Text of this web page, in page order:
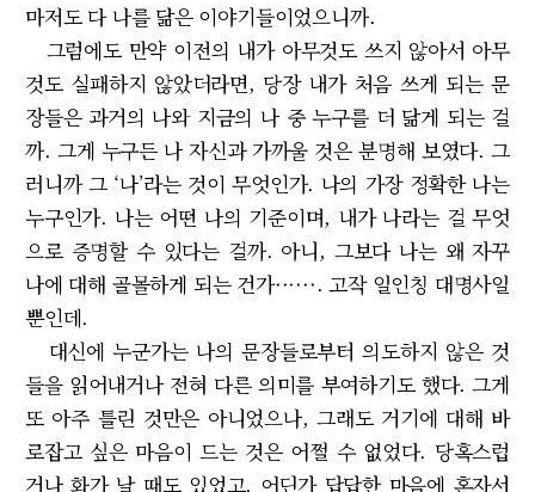
마저도 다 나를 닮은 이야기들이었으니까.
그럼에도 만약 이전의 내가 아무것도 쓰지 않아서 아무
것도 실패하지 않았더라면, 당장 내가 처음 쓰게 되는 문
장들은 과거의 나와 지금의 나 중 누구를 더 닮게 되는 걸
까. 그게 누구든 나 자신과 가까울 것은 분명해 보였다. 그
러니까 그 ‘나’라는 것이 무엇인가. 나의 가장 정확한 나는
누구인가. 나는 어떤 나의 기준이며, 내가 나라는 걸 무엇
으로 증명할 수 있다는 걸까. 아니, 그보다 나는 왜 자꾸
나에 대해 골몰하게 되는 건가······. 고작 일인칭 대명사일
뿐인데.
대신에 누군가는 나의 문장들로부터 의도하지 않은 것
들을 읽어내거나 전혀 다른 의미를 부여하기도 했다. 그게
또 아주 틀린 것만은 아니었으나, 그래도 거기에 대해 바
로잡고 싶은 마음이 드는 것은 어쩔 수 없었다. 당혹스럽
거나 화가 날 때도 있었고, 어딘가 답답한 마음에 혼자서